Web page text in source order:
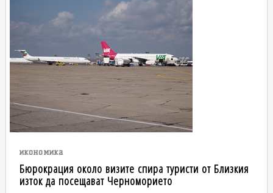
икономика
Бюрокрация около визите спира туристи от Близкия
изток да посещават Черноморието